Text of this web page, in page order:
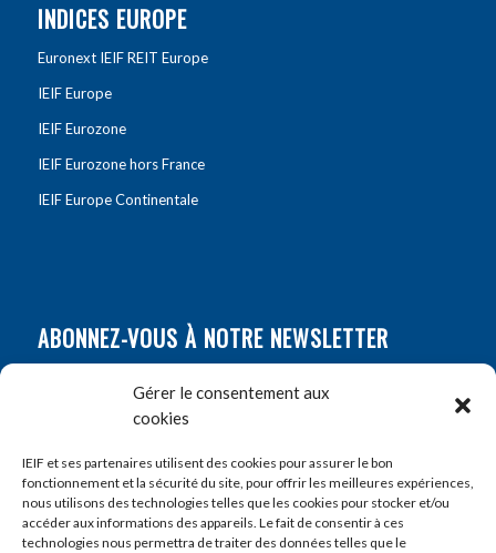
Gérer le consentement aux
cookies
IEIF et ses partenaires utilisent des cookies pour assurer le bon
fonctionnement et la sécurité du site, pour offrir les meilleures expériences,
nous utilisons des technologies telles que les cookies pour stocker et/ou
accéder aux informations des appareils. Le fait de consentir à ces
technologies nous permettra de traiter des données telles que le
INDICES EUROPE
Euronext IEIF REIT Europe
IEIF Europe
IEIF Eurozone
IEIF Eurozone hors France
IEIF Europe Continentale
ABONNEZ-VOUS À NOTRE NEWSLETTER
Prénom*
E-mail*